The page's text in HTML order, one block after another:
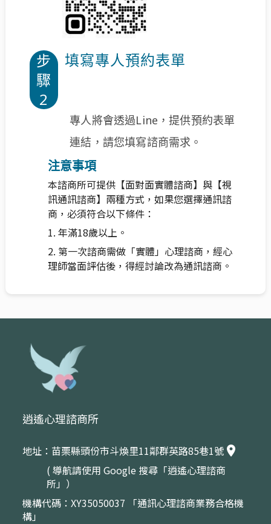
步
驟
2
填寫專人預約表單
專人將會透過Line，提供預約表單
連結，請您填寫諮商需求。
注意事項
本諮商所可提供【面對面實體諮商】與【視
訊通訊諮商】兩種方式，如果您選擇通訊諮
商，必須符合以下條件：
1. 年滿18歲以上。
2. 第一次諮商需做「實體」心理諮商，經心
理師當面評估後，得經討論改為通訊諮商。
逍遙心理諮商所
地址：苗栗縣頭份市斗煥里11鄰群英路85巷1號place
( 導航請使用 Google 搜尋「逍遙心理諮商
所」）
機構代碼：XY35050037 「通訊心理諮商業務合格機
構」